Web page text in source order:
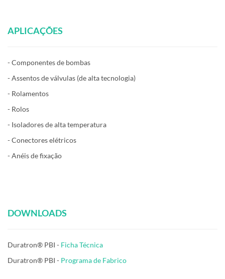
APLICAÇÕES
- Componentes de bombas
- Assentos de válvulas (de alta tecnologia)
- Rolamentos
- Rolos
- Isoladores de alta temperatura
- Conectores elétricos
- Anéis de fixação
DOWNLOADS
Duratron® PBI - Ficha Técnica
Duratron® PBI - Programa de Fabrico